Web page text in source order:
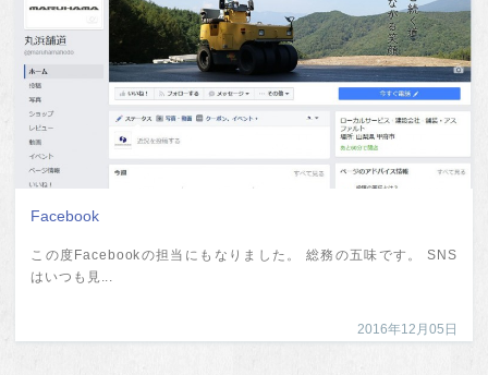
Facebook
この度Facebookの担当にもなりました。 総務の五味です。 SNS
はいつも見...
2016年12月05日